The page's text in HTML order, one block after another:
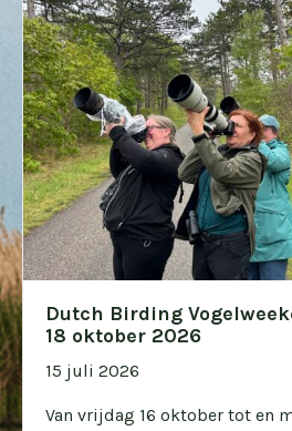
Dutch Birding
18 oktober 2026
15 juli 2026
Van vrijdag 16 oktober tot en